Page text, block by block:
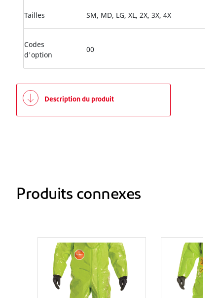
Tailles SM, MD, LG, XL, 2X, 3X, 4X
Codes
d'option
00
Description du produit
Produits connexes